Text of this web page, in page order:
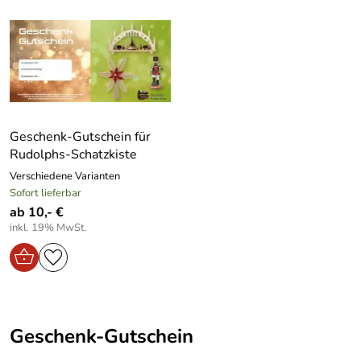
Geschenk-Gutschein für
Rudolphs-Schatzkiste
Verschiedene Varianten
Sofort lieferbar
ab 10,- €
inkl. 19% MwSt.
Geschenk-Gutschein